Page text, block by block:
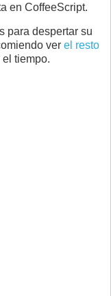
en CoffeeScript.
para despertar su
ver el resto
tiempo.